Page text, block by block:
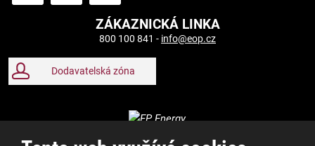
ZÁKAZNICKÁ LINKA
800 100 841 - info@eop.cz
Dodavatelská zóna